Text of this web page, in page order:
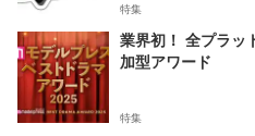
特集
業界初！ 全プラッ
加型アワード
特集